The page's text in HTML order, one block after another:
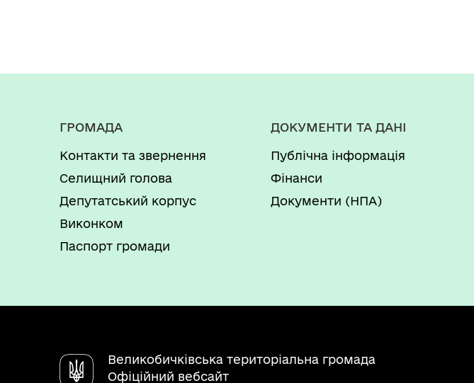
ГРОМАДА
Контакти та звернення
Селищний голова
Депутатський корпус
Виконком
Паспорт громади
ДОКУМЕНТИ ТА ДАНІ
Публічна інформація
Фінанси
Документи (НПА)
Великобичківська територіальна громада
Офіційний вебсайт